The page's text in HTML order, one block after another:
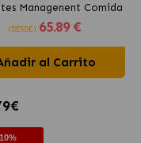
Managenent Comida
para Gatos con
(DESDE) 65.89 €
al Carrito